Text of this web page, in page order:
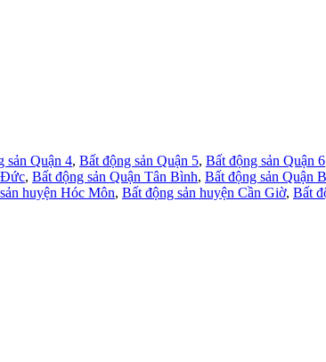
sản Quận 4, Bất động sản Quận 5, Bất động sản Quận 6
Đức, Bất động sản Quận Tân Bình, Bất động sản Quận
huyện Hóc Môn, Bất động sản huyện Cần Giờ, Bất